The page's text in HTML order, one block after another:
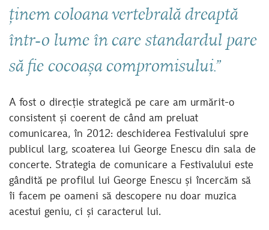
ținem coloana vertebrală dreaptă
într-o lume în care standardul pare
să fie cocoașa compromisului.”
A fost o direcție strategică pe care am urmărit-o
consistent și coerent de când am preluat
comunicarea, în 2012: deschiderea Festivalului spre
publicul larg, scoaterea lui George Enescu din sala de
concerte. Strategia de comunicare a Festivalului este
gândită pe profilul lui George Enescu și încercăm să
îi facem pe oameni să descopere nu doar muzica
acestui geniu, ci și caracterul lui.